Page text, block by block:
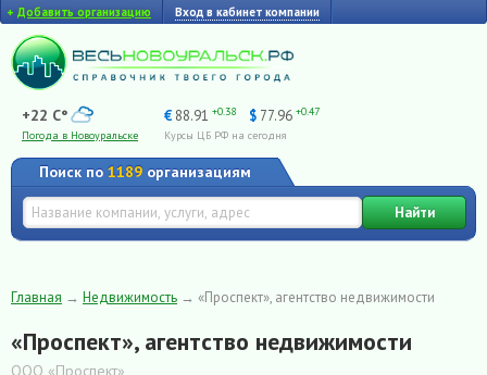
+ Добавить организацию Вход в кабинет компании
+22 C°
Погода в Новоуральске
€ 88.91 +0.38 $ 77.96 +0.47
Курсы ЦБ РФ на сегодня
Поиск по 1189 организациям
Найти
Главная → Недвижимость → «Проспект», агентство недвижимости
«Проспект», агентство недвижимости
ООО «Проспект»